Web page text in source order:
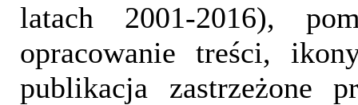
latach 2001-2016),
opracowanie treści,
publikacja zastrzeżone